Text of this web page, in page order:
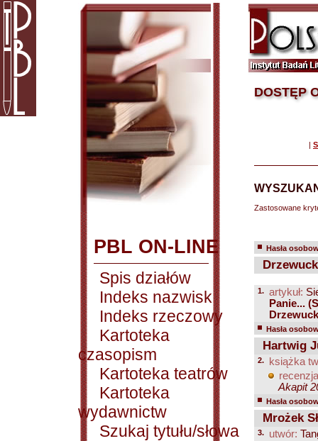
PBL ON-LINE
Spis działów
Indeks nazwisk
Indeks rzeczowy
Kartoteka
czasopism
Kartoteka teatrów
Kartoteka
wydawnictw
Szukaj tytułu/słowa
DOSTĘP
|
Zastosowane
Hasła
1. artykuł:
Panie...
Hasła
Hartwig
2.
książka
Akapit
Hasła
Mrożek
3. utwór: